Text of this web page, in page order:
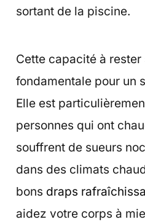
sortant de la piscine.
Cette capacité à rester
fondamentale pour un
Elle est
personnes qui ont
souffrent de sueurs
dans des climats
bons draps
aidez votre corps à